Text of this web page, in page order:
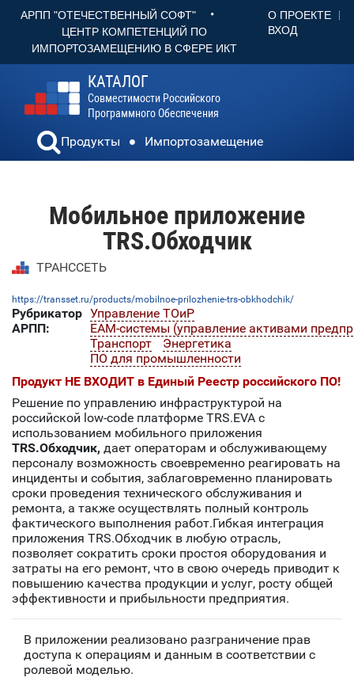
АРПП "ОТЕЧЕСТВЕННЫЙ СОФТ" •
ЦЕНТР КОМПЕТЕНЦИЙ ПО
ИМПОРТОЗАМЕЩЕНИЮ В СФЕРЕ ИКТ
О ПРОЕКТЕ
ВХОД
КАТАЛОГ
Совместимости Российского
Программного Обеспечения
Продукты Импортозамещение
Мобильное приложение
TRS.Обходчик
ТРАНССЕТЬ
https://transset.ru/products/mobilnoe-prilozhenie-trs-obkhodchik/
Рубрикатор
АРПП:
Управление ТОиР
EAM-системы (управление активами
Транспорт
Энергетика
ПО для промышленности
Продукт НЕ ВХОДИТ в Единый Реестр российского ПО!
Решение по управлению инфраструктурой на
российской low-code платформе TRS.EVA c
использованием мобильного приложения
TRS.Обходчик, дает операторам и обслуживающему
персоналу возможность своевременно реагировать на
инциденты и события, заблаговременно планировать
сроки проведения технического обслуживания и
ремонта, а также осуществлять полный контроль
фактического выполнения работ.Гибкая интеграция
приложения TRS.Обходчик в любую отрасль,
позволяет сократить сроки простоя оборудования и
затраты на его ремонт, что в свою очередь приводит к
повышению качества продукции и услуг, росту общей
эффективности и прибыльности предприятия.
В приложении реализовано разграничение прав
доступа к операциям и данным в соответствии с
ролевой моделью.